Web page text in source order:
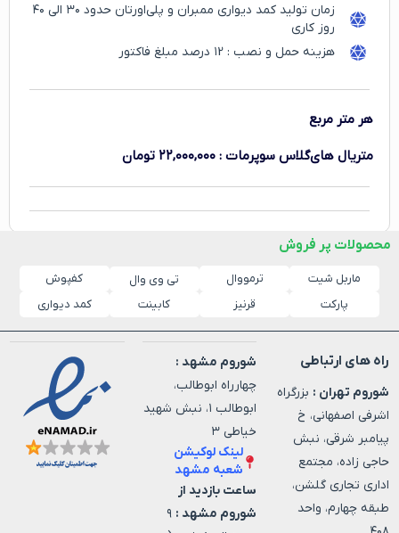
زمان تولید کمد دیواری ممبران و پلی‌اورتان حدود ۳۰ الی ۴۰
روز کاری
هزینه حمل و نصب : ۱2 درصد مبلغ فاکتور
هر متر مربع
متریال های‌گلاس سوپرمات : ۲۲,۰۰۰,۰۰۰ تومان
محصولات پر فروش
ماربل شیت ترمووال تی وی وال
کفپوش
پارکت
قرنیز کابینت کمد دیواری
راه های ارتباطی
شوروم تهران : بزرگراه
اشرفی اصفهانی، خ
پیامبر شرقی، نبش
حاجی زاده، مجتمع
اداری تجاری گلشن،
طبقه چهارم، واحد
شوروم مشهد :
چهارراه ابوطالب،
ابوطالب ۱، نبش شهید
خیاطی ۳
لینک لوکیشن
شعبه مشهد
ساعت بازدید از
شوروم مشهد : ۹